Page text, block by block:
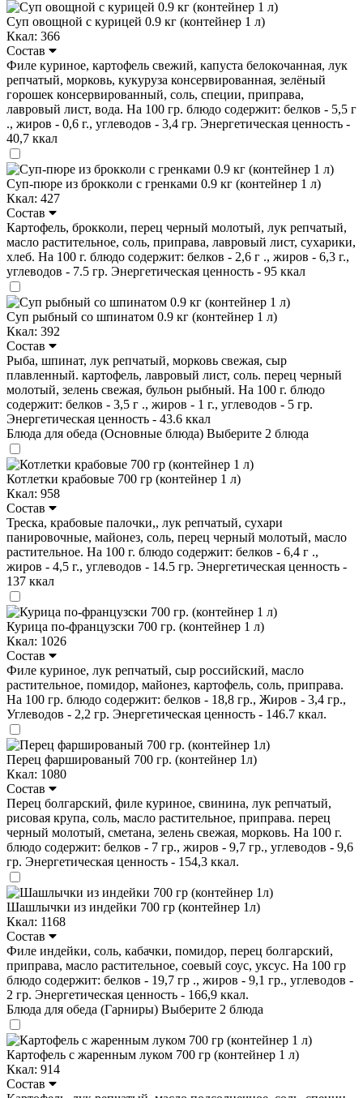
Суп овощной с курицей 0.9 кг (контейнер 1 л)
Ккал: 366
Состав
Филе куриное, картофель свежий, капуста белокочанная, лук
репчатый, морковь, кукуруза консервированная, зелёный
горошек консервированный, соль, специи, приправа,
лавровый лист, вода. На 100 гр. блюдо содержит: белков - 5,5 г
., жиров - 0,6 г., углеводов - 3,4 гр. Энергетическая ценность -
40,7 ккал
Суп-пюре из брокколи с гренками 0.9 кг (контейнер 1 л)
Ккал: 427
Состав
Картофель, брокколи, перец черный молотый, лук репчатый,
масло растительное, соль, приправа, лавровый лист, сухарики,
хлеб. На 100 г. блюдо содержит: белков - 2,6 г ., жиров - 6,3 г.,
углеводов - 7.5 гр. Энергетическая ценность - 95 ккал
Суп рыбный со шпинатом 0.9 кг (контейнер 1 л)
Ккал: 392
Состав
Рыба, шпинат, лук репчатый, морковь свежая, сыр
плавленный. картофель, лавровый лист, соль. перец черный
молотый, зелень свежая, бульон рыбный. На 100 г. блюдо
содержит: белков - 3,5 г ., жиров - 1 г., углеводов - 5 гр.
Энергетическая ценность - 43.6 ккал
Блюда для обеда (Основные блюда) Выберите 2 блюда
Котлетки крабовые 700 гр (контейнер 1 л)
Ккал: 958
Состав
Треска, крабовые палочки,, лук репчатый, сухари
панировочные, майонез, соль, перец черный молотый, масло
растительное. На 100 г. блюдо содержит: белков - 6,4 г .,
жиров - 4,5 г., углеводов - 14.5 гр. Энергетическая ценность -
137 ккал
Курица по-французски 700 гр. (контейнер 1 л)
Ккал: 1026
Состав
Филе куриное, лук репчатый, сыр российский, масло
растительное, помидор, майонез, картофель, соль, приправа.
На 100 гр. блюдо содержит: белков - 18,8 гр., Жиров - 3,4 гр.,
Углеводов - 2,2 гр. Энергетическая ценность - 146.7 ккал.
Перец фаршированый 700 гр. (контейнер 1л)
Ккал: 1080
Состав
Перец болгарский, филе куриное, свинина, лук репчатый,
рисовая крупа, соль, масло растительное, приправа. перец
черный молотый, сметана, зелень свежая, морковь. На 100 г.
блюдо содержит: белков - 7 гр., жиров - 9,7 гр., углеводов - 9,6
гр. Энергетическая ценность - 154,3 ккал.
Шашлычки из индейки 700 гр (контейнер 1л)
Ккал: 1168
Состав
Филе индейки, соль, кабачки, помидор, перец болгарский,
приправа, масло растительное, соевый соус, уксус. На 100 гр
блюдо содержит: белков - 19,7 гр ., жиров - 9,1 гр., углеводов -
2 гр. Энергетическая ценность - 166,9 ккал.
Блюда для обеда (Гарниры) Выберите 2 блюда
Картофель с жаренным луком 700 гр (контейнер 1 л)
Ккал: 914
Состав